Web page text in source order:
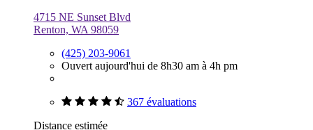
4715 NE Sunset Blvd
Renton, WA 98059
(425) 203-9061
Ouvert aujourd'hui de 8h30 am à 4h pm
367 évaluations
Distance estimée